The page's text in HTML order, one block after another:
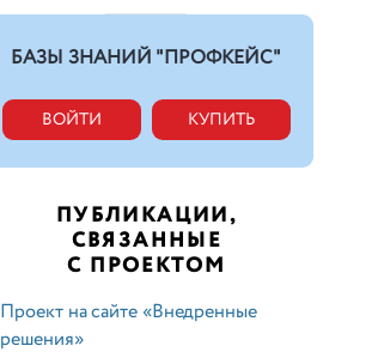
БАЗЫ ЗНАНИЙ "ПРОФКЕЙС"
ВОЙТИ КУПИТЬ
ПУБЛИКАЦИИ,
СВЯЗАННЫЕ
С ПРОЕКТОМ
Проект на сайте «Внедренные
решения»